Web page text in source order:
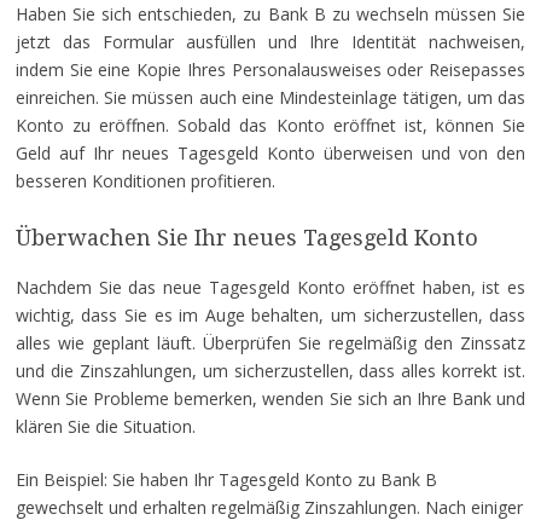
Haben Sie sich entschieden, zu Bank B zu wechseln müssen Sie
jetzt das Formular ausfüllen und Ihre Identität nachweisen,
indem Sie eine Kopie Ihres Personalausweises oder Reisepasses
einreichen. Sie müssen auch eine Mindesteinlage tätigen, um das
Konto zu eröffnen. Sobald das Konto eröffnet ist, können Sie
Geld auf Ihr neues Tagesgeld Konto überweisen und von den
besseren Konditionen profitieren.
Überwachen Sie Ihr neues Tagesgeld Konto
Nachdem Sie das neue Tagesgeld Konto eröffnet haben, ist es
wichtig, dass Sie es im Auge behalten, um sicherzustellen, dass
alles wie geplant läuft. Überprüfen Sie regelmäßig den Zinssatz
und die Zinszahlungen, um sicherzustellen, dass alles korrekt ist.
Wenn Sie Probleme bemerken, wenden Sie sich an Ihre Bank und
klären Sie die Situation.
Ein Beispiel: Sie haben Ihr Tagesgeld Konto zu Bank B
gewechselt und erhalten regelmäßig Zinszahlungen. Nach einiger